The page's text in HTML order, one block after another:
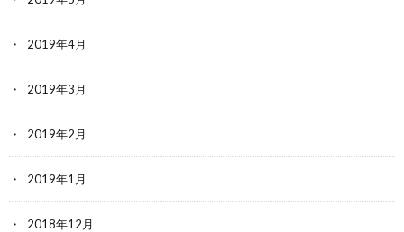
2019年4月
2019年3月
2019年2月
2019年1月
2018年12月